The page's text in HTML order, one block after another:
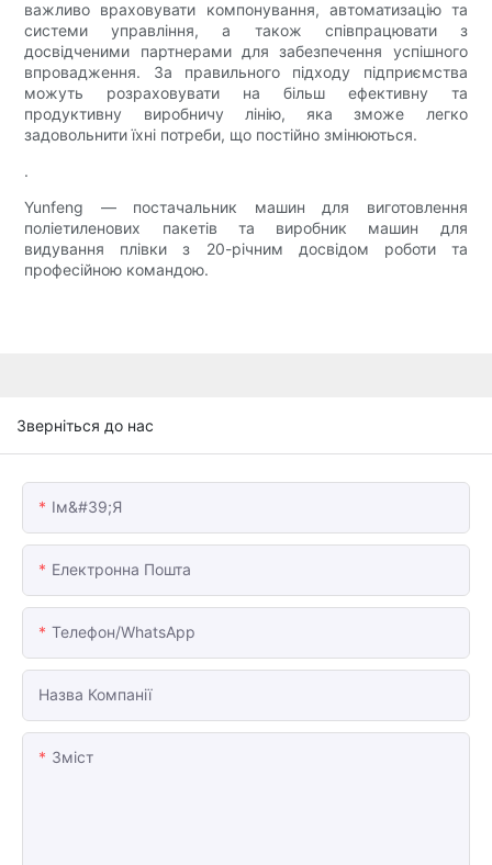
важливо враховувати компонування, автоматизацію та
системи управління, а також співпрацювати з
досвідченими партнерами для забезпечення успішного
впровадження. За правильного підходу підприємства
можуть розраховувати на більш ефективну та
продуктивну виробничу лінію, яка зможе легко
задовольнити їхні потреби, що постійно змінюються.
.
Yunfeng — постачальник машин для виготовлення
поліетиленових пакетів та виробник машин для
видування плівки з 20-річним досвідом роботи та
професійною командою.
Зверніться до нас
Ім&#39;я
Електронна Пошта
Телефон/WhatsApp
Назва Компанії
Зміст